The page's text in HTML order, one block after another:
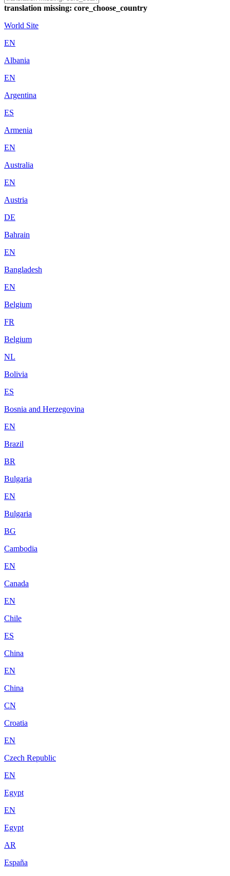
translation missing: core_choose_country
World Site
EN
Albania
EN
Argentina
ES
Armenia
EN
Australia
EN
Austria
DE
Bahrain
EN
Bangladesh
EN
Belgium
FR
Belgium
NL
Bolivia
ES
Bosnia and Herzegovina
EN
Brazil
BR
Bulgaria
EN
Bulgaria
BG
Cambodia
EN
Canada
EN
Chile
ES
China
EN
China
CN
Croatia
EN
Czech Republic
EN
Egypt
EN
Egypt
AR
España